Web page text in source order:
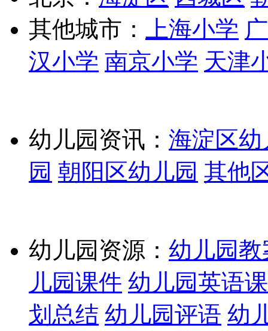
其他城市：
上海小学
汉小学 南京小学 天津
幼儿园资讯： 海淀区幼
园 朝阳区幼儿园 其他
幼儿园资源： 幼儿园教
儿园课件 幼儿园英语
划总结 幼儿园评语 幼